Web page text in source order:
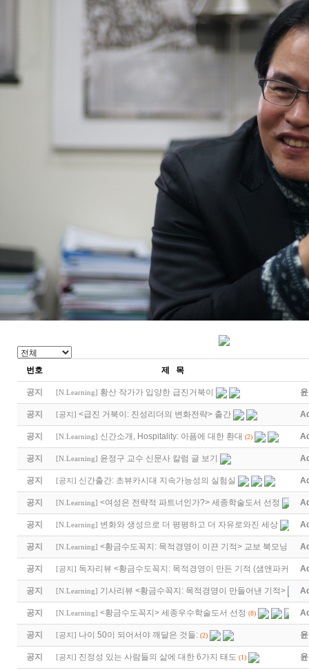
번호 제 목
공지 [N.Learning] 황산 작가가 입양한 급진거북이
공지 [공지 ] <급진 거북이: 진성리더의 변화전략> 출간
공지 [N.Learning] 신간소개, Hospitality: 아픔에 대한 환대 (2)
공지 [N.Learning] 윤정구 교수 신문사 칼럼 글 보기
공지 [공지 ] 신간출간: 초뷰카시대 지속가능성의 실험실
공지 [N.Learning] <여성은 전략적 파트너인가?> 세종학술도서 선정
공지 [N.Learning] 변화와 생성으로 더 평평하고 더 자유로와진 세상
공지 [N.Learning] <황금수도꼭지: 목적경영이 이끈 기적> 교보 북모닝
공지 [공지 ] 독자리뷰 <황금수도꼭지: 목적경영이 만든 기적 (샘앤파커스 …
공지 [N.Learning] 기사리뷰 <황금수꼭지: 목적경영이 만들어낸 기적>
공지 [N.Learning] <황금수도꼭지> 세종우수학술도서 선정 (8)
공지 [공지 ] 나이 50이 되어서야 깨달은 것들: (2)
공지 [공지 ] 진정성 있는 사람들의 삶에 대한 6가지 태도 (1)